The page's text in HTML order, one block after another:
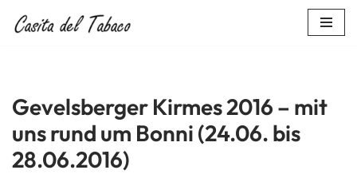
Gevelsberger Kirmes 2016 – mit
uns rund um Bonni (24.06. bis
28.06.2016)